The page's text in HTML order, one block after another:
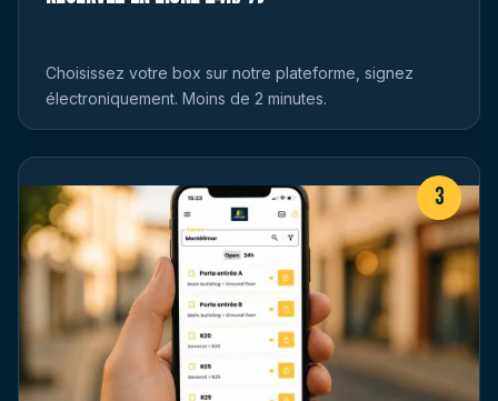
Choisissez votre box sur notre plateforme, signez
électroniquement. Moins de 2 minutes.
3